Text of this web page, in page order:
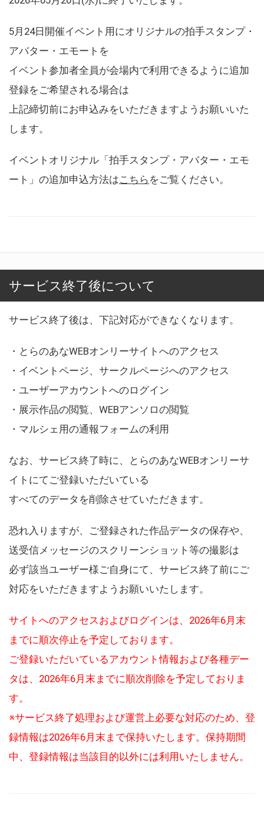
5月24日開催イベント用にオリジナルの拍手スタンプ・
アバター・エモートを
イベント参加者全員が会場内で利用できるように追加
登録をご希望される場合は
上記締切前にお申込みをいただきますようお願いいた
します。
イベントオリジナル「拍手スタンプ・アバター・エモ
ート」の追加申込方法はこちら をご覧ください。
サービス終了後について
サービス終了後は、下記対応ができなくなります。
・とらのあなWEBオンリーサイトへのアクセス
・イベントページ、サークルページへのアクセス
・ユーザーアカウントへのログイン
・展示作品の閲覧、WEBアンソロの閲覧
・マルシェ用の通報フォームの利用
なお、サービス終了時に、とらのあなWEBオンリーサ
イトにてご登録いただいている
すべてのデータを削除させていただきます。
恐れ入りますが、ご登録された作品データの保存や、
送受信メッセージのスクリーンショット等の撮影は
必ず該当ユーザー様ご自身にて、サービス終了前にご
対応をいただきますようお願いいたします。
サイトへのアクセスおよびログインは、2026年6月末
までに順次停止を予定しております。
ご登録いただいているアカウント情報および各種デー
タは、2026年6月末までに順次削除を予定しておりま
す。
※サービス終了処理および運営上必要な対応のため、登
録情報は2026年6月末まで保持いたします。保持期間
中、登録情報は当該目的以外には利用いたしません。